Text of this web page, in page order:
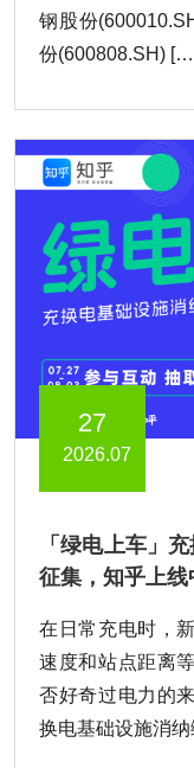
钢股份
份(600808.SH)
27
2026.07
「绿电上车」
征集，知乎上线
在日常充电时，
速度和站点距离
否好奇过电力的
换电基础设施消纳